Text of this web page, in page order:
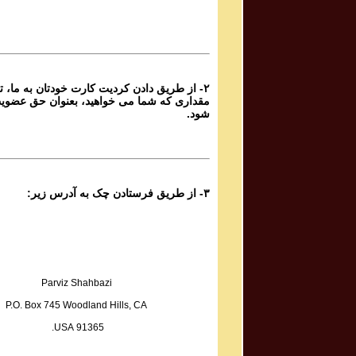
Atashi Dar Sineh Daram Javedani
Yoones Khanbeigi یونس خان بیگی
Taa Baad Chenin Baada
Rameshgaran
Fazel Jamshidi فاضل جمشیدی
و همایون شجریان
۲- از طریق دادن کردیت کارت خودتان به ما،
مقداری که شما می خواهید، بعنوان حق
شود.
۳- از طریق فرستادن چک به آدرس زیر:
Parviz Shahbazi
P.O. Box 745 Woodland Hills, CA
91365 USA.